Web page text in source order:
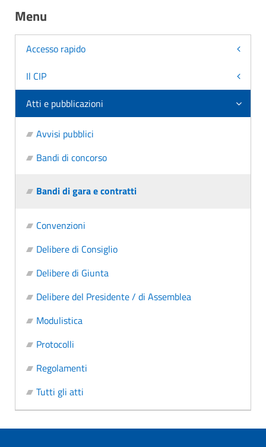
Menu
Accesso rapido
Il CIP
Atti e pubblicazioni
Avvisi pubblici
Bandi di concorso
Bandi di gara e contratti
Convenzioni
Delibere di Consiglio
Delibere di Giunta
Delibere del Presidente / di Assemblea
Modulistica
Protocolli
Regolamenti
Tutti gli atti